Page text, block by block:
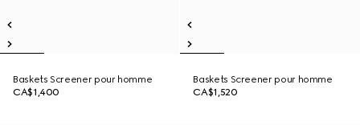
Baskets Screener pour homme
CA$1,400
Baskets Screener pour homme
CA$1,520